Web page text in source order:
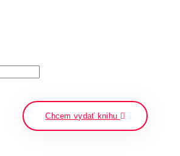
Chcem vydať knihu